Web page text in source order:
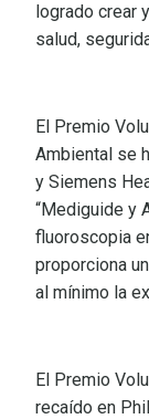
logrado crear
salud,
El Premio
Ambiental se
y Siemens
“Mediguide y
fluoroscopia
proporciona
al mínimo la
El Premio
recaído en